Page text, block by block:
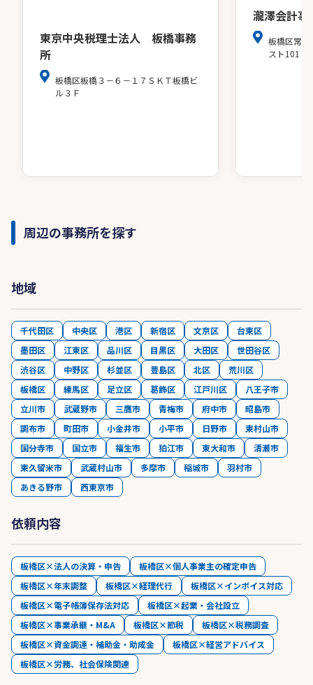
東京中央税理士法人 板橋事務
所
板橋区板橋３－６－１７ＳＫＴ板橋ビ
ル３Ｆ
瀧澤会計事
板橋区常盤
スト101
周辺の事務所を探す
地域
千代田区 中央区 港区 新宿区 文京区
台東区
墨田区
江東区 品川区 目黒区 大田区
世田谷区
渋谷区
中野区 杉並区 豊島区 北区
荒川区
板橋区
練馬区 足立区 葛飾区 江戸川区
八王子市
立川市
武蔵野市 三鷹市 青梅市 府中市
昭島市
調布市
町田市 小金井市 小平市 日野市
東村山市
国分寺市
国立市 福生市 狛江市 東大和市
清瀬市
東久留米市
武蔵村山市 多摩市 稲城市
羽村市
あきる野市
西東京市
依頼内容
板橋区×法人の決算・申告
板橋区×個人事業主の確定申告
板橋区×年末調整
板橋区×経理代行
板橋区×インボイス対応
板橋区×電子帳簿保存法対応
板橋区×起業・会社設立
板橋区×事業承継・M&A
板橋区×節税
板橋区×税務調査
板橋区×資金調達・補助金・助成金
板橋区×経営アドバイス
板橋区×労務、社会保険関連